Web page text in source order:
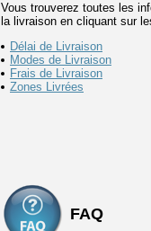
Vous trouverez toutes les
la livraison en cliquant sur
Délai de Livraison
Modes de Livraison
Frais de Livraison
Zones Livrées
FAQ